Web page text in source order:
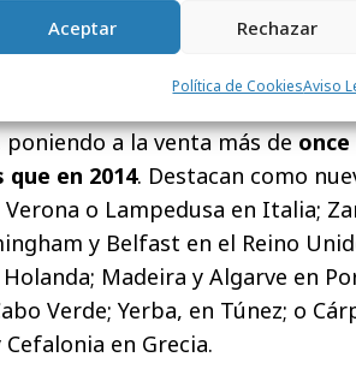
Aceptar Rechazar
Política de CookiesAviso
temporada de verano con la
compañía realizará más de
a la venta más de
en 2014. Destacan como
o Lampedusa en Italia;
y Belfast en el Reino
Madeira y Algarve en
Verde; Yerba, en Túnez; o
en Grecia.